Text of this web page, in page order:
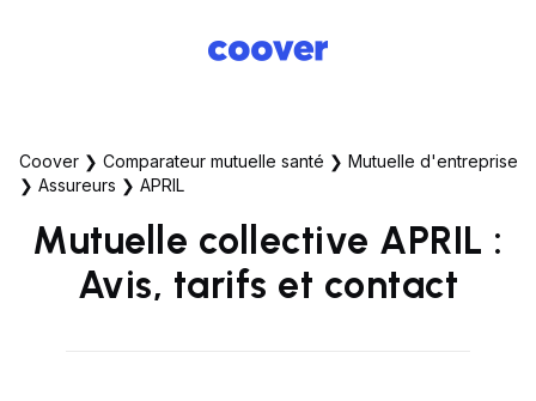
Coover ❯ Comparateur mutuelle santé ❯ Mutuelle d'entreprise
❯ Assureurs ❯ APRIL
Mutuelle collective APRIL :
Avis, tarifs et contact